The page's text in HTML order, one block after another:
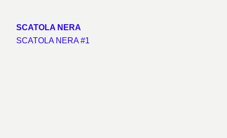
SCATOLA NERA
SCATOLA NERA #1